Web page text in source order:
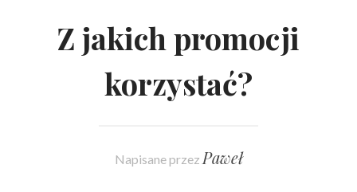
Z jakich promocji
korzystać?
Napisane przez Paweł